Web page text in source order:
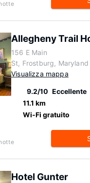
Allegheny Trail
156 E Main
St, Frostburg, Maryland
Visualizza mappa
9.2/10 Eccellente
11.1 km
Wi-Fi gratuito
Hotel Gunter